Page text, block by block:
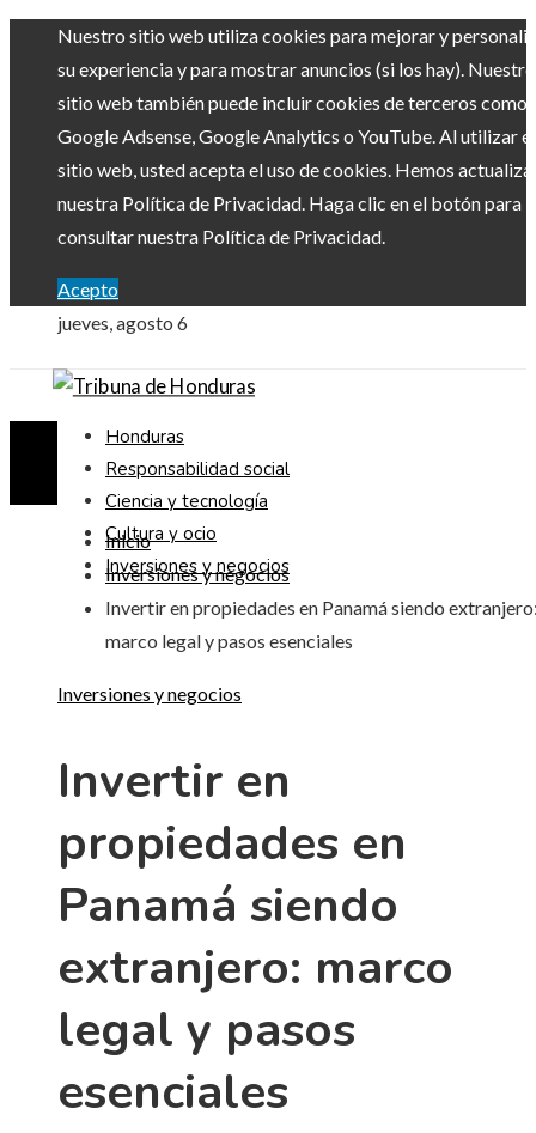
Nuestro sitio web utiliza cookies para mejorar y
su experiencia y para mostrar anuncios (si los hay). Nuestro
sitio web también puede incluir cookies de terceros como
Google Adsense, Google Analytics o YouTube. Al utilizar el
sitio web, usted acepta el uso de cookies. Hemos
nuestra Política de Privacidad. Haga clic en el botón para
consultar nuestra Política de Privacidad.
Acepto
jueves, agosto 6
Honduras
Responsabilidad social
Ciencia y tecnología
Cultura y ocio
Inversiones y negocios
Inicio
Inversiones y negocios
Invertir en propiedades en Panamá siendo
marco legal y pasos esenciales
Inversiones y negocios
Invertir en
propiedades en
Panamá siendo
extranjero: marco
legal y pasos
esenciales